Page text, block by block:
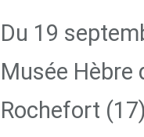
Du 19
Musée Hèbre
Rochefort